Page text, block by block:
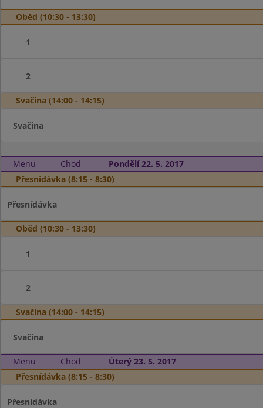
Oběd (10:30 - 13:30)
1
2
Svačina (14:00 - 14:15)
Svačina
Menu Chod
Pondělí 22. 5. 2017
Přesnídávka (8:15 - 8:30)
Přesnídávka
Oběd (10:30 - 13:30)
1
2
Svačina (14:00 - 14:15)
Svačina
Menu Chod
Úterý 23. 5. 2017
Přesnídávka (8:15 - 8:30)
Přesnídávka